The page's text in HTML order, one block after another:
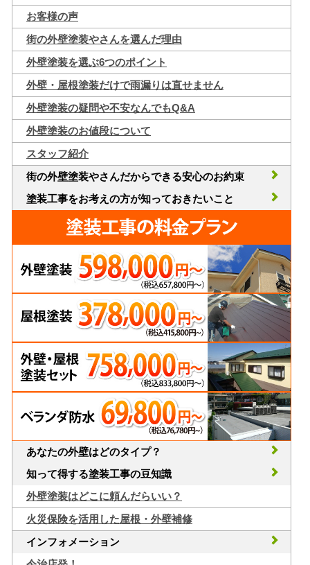
お客様の声
街の外壁塗装やさんを選んだ理由
外壁塗装を選ぶ6つのポイント
外壁・屋根塗装だけで雨漏りは直せません
外壁塗装の疑問や不安なんでもQ&A
外壁塗装のお値段について
スタッフ紹介
街の外壁塗装やさんだからできる安心のお約束
塗装工事をお考えの方が知っておきたいこと
あなたの外壁はどのタイプ？
知って得する塗装工事の豆知識
外壁塗装はどこに頼んだらいい？
火災保険を活用した屋根・外壁補修
インフォメーション